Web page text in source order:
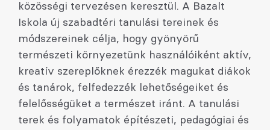
közösségi tervezésen keresztül. A Bazalt
Iskola új szabadtéri tanulási tereinek és
módszereinek célja, hogy gyönyörű
természeti környezetünk használóiként aktív,
kreatív szereplőknek érezzék magukat diákok
és tanárok, felfedezzék lehetőségeiket és
felelősségüket a természet iránt. A tanulási
terek és folyamatok építészeti, pedagógiai és